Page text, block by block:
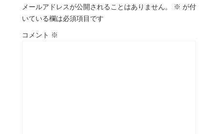
メールアドレスが公開されることはありません。 ※ が付
いている欄は必須項目です
コメント ※